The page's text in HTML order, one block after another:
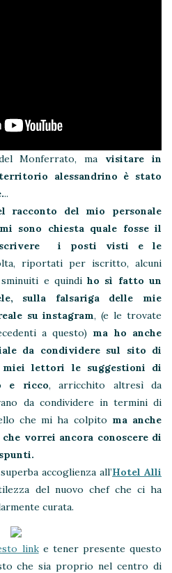
Monferrato, ma visitare in
alessandrino è stato
..
racconto del mio personale
mi sono chiesta quale fosse il
i posti visti e le
riportati per iscritto, alcuni
e quindiho sì fatto un
sulla falsariga delle mie
su instagram, (e le trovate
a questo) ma ho anche
da condividere sul sito di
miei lettori le suggestioni di
e ricco, arricchito altresì da
da condividere in termini di
che mi ha colpito ma anche
vorrei ancora conoscere di
accoglienza all’Hotel Alli
del nuovo chef che ci ha
curata.
linke tener presente questo
che sia proprio nel centro di